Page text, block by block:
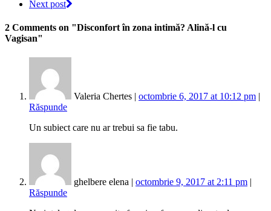
Next post
2 Comments on "Disconfort în zona intimă? Alină-l cu
Vagisan"
Valeria Chertes | octombrie 6, 2017 at 10:12 pm |
Răspunde
Un subiect care nu ar trebui sa fie tabu.
ghelbere elena | octombrie 9, 2017 at 2:11 pm |
Răspunde